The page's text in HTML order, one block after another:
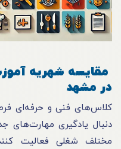
مقایسه شهریه
در مشهد
کلاس‌های فنی و حرفه‌ای
دنبال یادگیری مهارت‌های
مختلف شغلی فعالیت